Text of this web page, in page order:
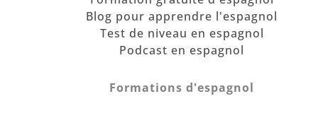
Blog pour apprendre l'espagnol
Test de niveau en espagnol
Podcast en espagnol
Formations d'espagnol